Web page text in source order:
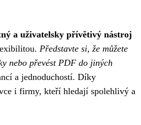
a uživatelsky přívětivý nástroj
Představte si, že můžete
nebo převést PDF do jiných
a jednoduchostí. Díky
i firmy, kteří hledají spolehlivý a